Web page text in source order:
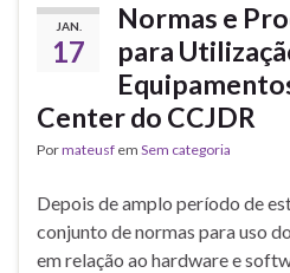
JAN.
17
Normas e
para
Center do CCJDR
Pormateusf em Sem categoria
Depois de amplo período de
conjunto de normas para uso
em relação ao hardware e